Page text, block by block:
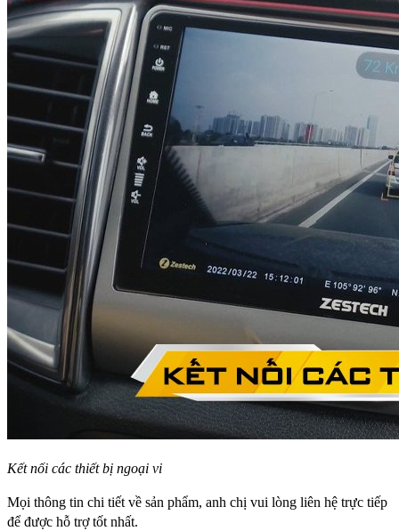
Kết nối các thiết bị ngoại vi
Mọi thông tin chi tiết về sản phẩm, anh chị vui lòng liên hệ trực tiếp
để được hỗ trợ tốt nhất.